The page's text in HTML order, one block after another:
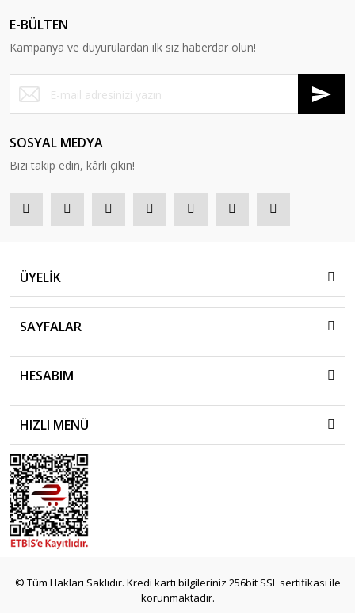
E-BÜLTEN
Kampanya ve duyurulardan ilk siz haberdar olun!
SOSYAL MEDYA
Bizi takip edin, kârlı çıkın!
ÜYELİK
SAYFALAR
HESABIM
HIZLI MENÜ
© Tüm Hakları Saklıdır. Kredi kartı bilgileriniz 256bit SSL sertifikası ile
korunmaktadır.